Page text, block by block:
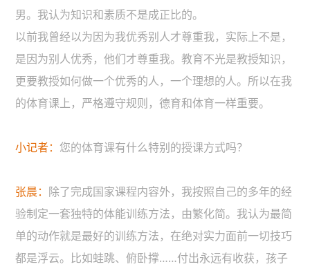
男。我认为知识和素质不是成正比的。
以前我曾经以为因为我优秀别人才尊重我，实际上不是，
是因为别人优秀，他们才尊重我。教育不光是教授知识，
更要教授如何做一个优秀的人，一个理想的人。所以在我
的体育课上，严格遵守规则，德育和体育一样重要。
小记者： 您的体育课有什么特别的授课方式吗？
张晨： 除了完成国家课程内容外，我按照自己的多年的经
验制定一套独特的体能训练方法，由繁化简。我认为最简
单的动作就是最好的训练方法，在绝对实力面前一切技巧
都是浮云。比如蛙跳、俯卧撑……付出永远有收获，孩子